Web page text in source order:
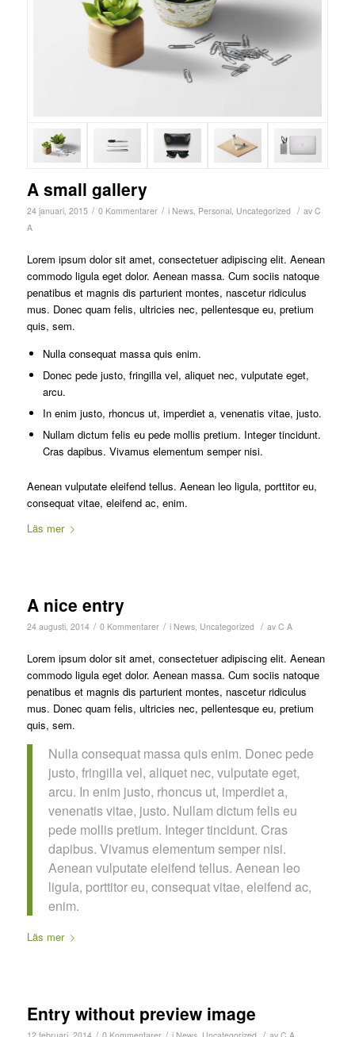
A small gallery
24 januari, 2015 / 0 Kommentarer / i News, Personal, Uncategorized / av C
A
Lorem ipsum dolor sit amet, consectetuer adipiscing elit. Aenean
commodo ligula eget dolor. Aenean massa. Cum sociis natoque
penatibus et magnis dis parturient montes, nascetur ridiculus
mus. Donec quam felis, ultricies nec, pellentesque eu, pretium
quis, sem.
Nulla consequat massa quis enim.
Donec pede justo, fringilla vel, aliquet nec, vulputate eget,
arcu.
In enim justo, rhoncus ut, imperdiet a, venenatis vitae, justo.
Nullam dictum felis eu pede mollis pretium. Integer tincidunt.
Cras dapibus. Vivamus elementum semper nisi.
Aenean vulputate eleifend tellus. Aenean leo ligula, porttitor eu,
consequat vitae, eleifend ac, enim.
Läs mer
A nice entry
24 augusti, 2014 / 0 Kommentarer / i News, Uncategorized / av C A
Lorem ipsum dolor sit amet, consectetuer adipiscing elit. Aenean
commodo ligula eget dolor. Aenean massa. Cum sociis natoque
penatibus et magnis dis parturient montes, nascetur ridiculus
mus. Donec quam felis, ultricies nec, pellentesque eu, pretium
quis, sem.
Nulla consequat massa quis enim. Donec pede
justo, fringilla vel, aliquet nec, vulputate eget,
arcu. In enim justo, rhoncus ut, imperdiet a,
venenatis vitae, justo. Nullam dictum felis eu
pede mollis pretium. Integer tincidunt. Cras
dapibus. Vivamus elementum semper nisi.
Aenean vulputate eleifend tellus. Aenean leo
ligula, porttitor eu, consequat vitae, eleifend ac,
enim.
Läs mer
Entry without preview image
/ / /